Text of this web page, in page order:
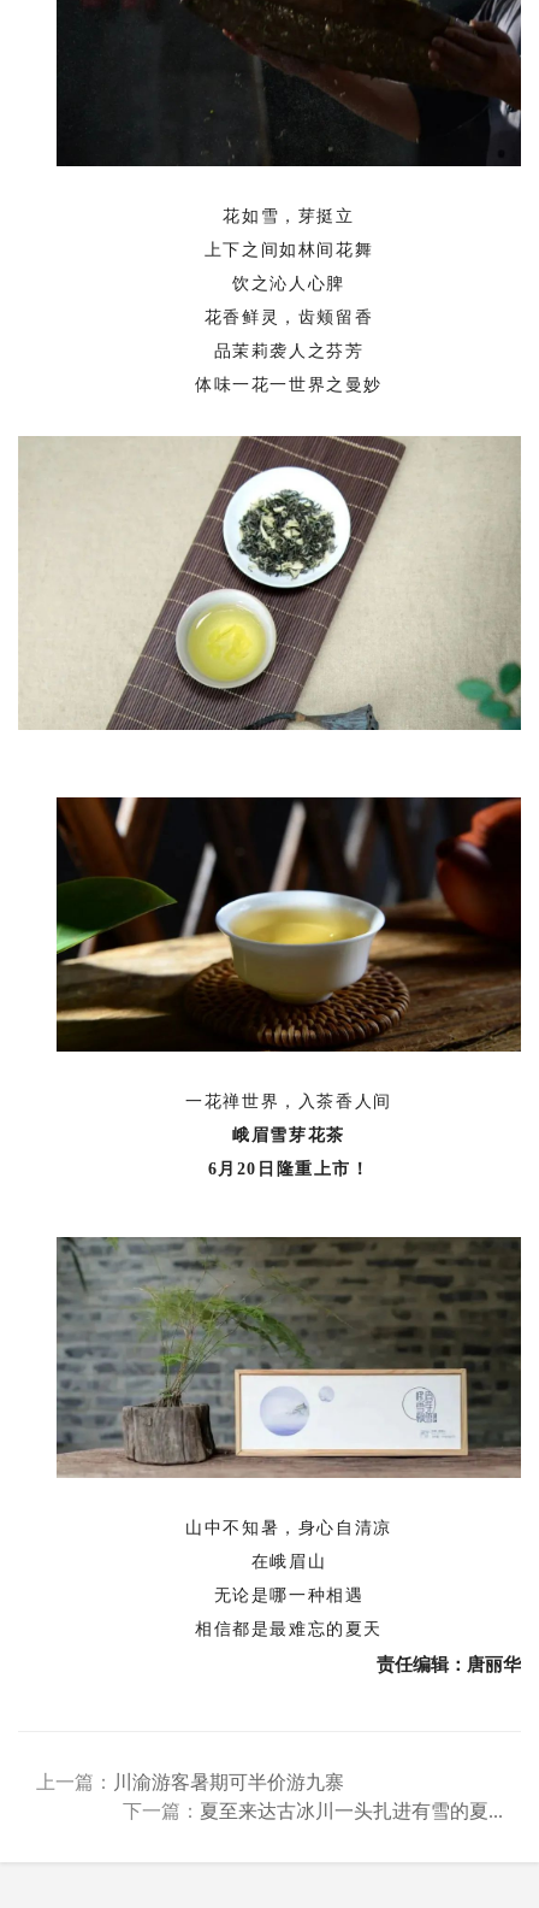
花如雪，芽挺立
上下之间如林间花舞
饮之沁人心脾
花香鲜灵，齿颊留香
品茉莉袭人之芬芳
体味一花一世界之曼妙
一花禅世界，入茶香人间
峨眉雪芽花茶
6月20日隆重上市！
山中不知暑，身心自清凉
在峨眉山
无论是哪一种相遇
相信都是最难忘的夏天
责任编辑：唐丽华
上一篇： 川渝游客暑期可半价游九寨
下一篇： 夏至来达古冰川一头扎进有雪的夏...